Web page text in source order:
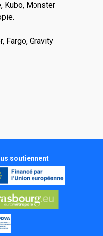
Kubo, Monster
Fargo, Gravity
soutiennent